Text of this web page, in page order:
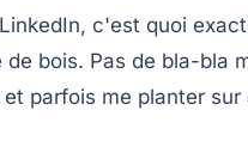
LinkedIn, c'est quoi
de bois. Pas de bla-bla
parfois me planter